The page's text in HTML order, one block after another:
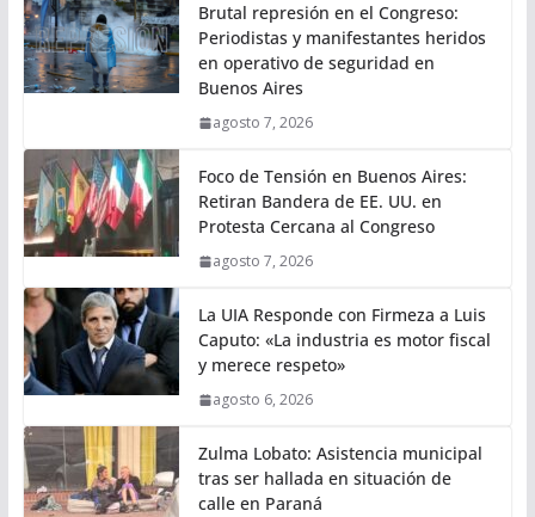
Brutal represión en el Congreso:
Periodistas y manifestantes heridos
en operativo de seguridad en
Buenos Aires
agosto 7, 2026
Foco de Tensión en Buenos Aires:
Retiran Bandera de EE. UU. en
Protesta Cercana al Congreso
agosto 7, 2026
La UIA Responde con Firmeza a Luis
Caputo: «La industria es motor fiscal
y merece respeto»
agosto 6, 2026
Zulma Lobato: Asistencia municipal
tras ser hallada en situación de
calle en Paraná